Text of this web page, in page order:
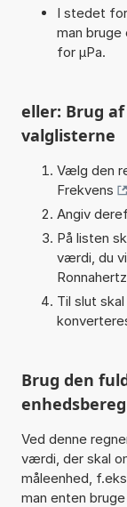
I stedet
man
for µPa.
eller: Brug
valglisterne
Vælg den
Frekvens
Angiv
På listen
værdi, du
Til slut
Brug den
Ved denne
værdi, der skal
måleenhed,
man enten